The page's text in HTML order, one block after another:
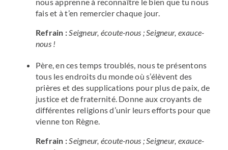
fais et à t’en remercier chaque jour.
Refrain :Seigneur, écoute-nous ; Seigneur, exauce-
nous !
Père, en ces temps troublés, nous te présentons
tous les endroits du monde où s’élèvent des
prières et des supplications pour plus de paix, de
justice et de fraternité. Donne aux croyants de
différentes religions d’unir leurs efforts pour que
vienne ton Règne.
Refrain :Seigneur, écoute-nous ; Seigneur, exauce-